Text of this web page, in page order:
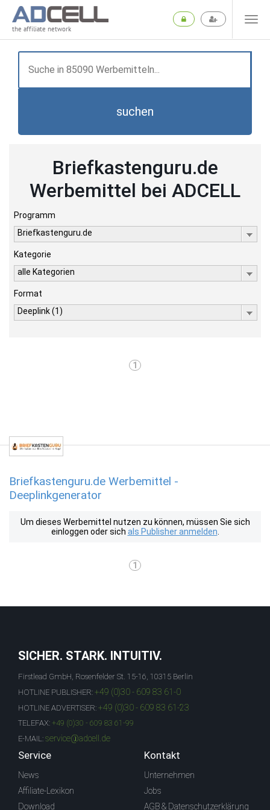
the affiliate network
suchen
Briefkastenguru.de
Werbemittel bei ADCELL
Programm
Briefkastenguru.de
Kategorie
alle Kategorien
Format
Deeplink (1)
1
Briefkastenguru.de Werbemittel -
Deeplinkgenerator
Um dieses Werbemittel nutzen zu können, müssen Sie sich
einloggen oder sich als Publisher anmelden
1
SICHER. STARK. INTUITIV.
Firstlead GmbH, Rosenfelder St. 15-16, 10315 Berlin
HOTLINE PUBLISHER: +49 (0)30 - 609 83 61-0
HOTLINE ADVERTISER: +49 (0)30 - 609 83 61-23
TELEFAX: +49 (0)30 - 609 83 61-99
E-MAIL: service@adcell.de
Service
News
Affiliate-Lexikon
Download
Kontakt
Unternehmen
Jobs
AGB & Datenschutzerklärung